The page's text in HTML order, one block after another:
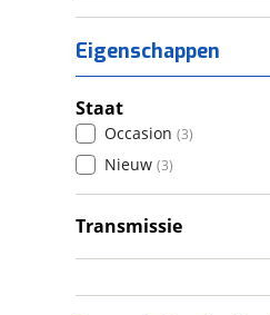
Eigenschappen
Staat
Occasion (3)
Nieuw (3)
Transmissie